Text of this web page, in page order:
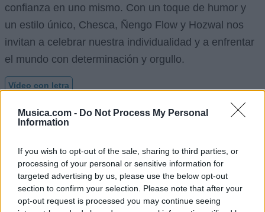
Musica.com - Do Not Process My Personal
Information
If you wish to opt-out of the sale, sharing to third parties, or
processing of your personal or sensitive information for
targeted advertising by us, please use the below opt-out
section to confirm your selection. Please note that after your
opt-out request is processed you may continue seeing
confianza en uno mismo. Con un toque de humor y
un estilo único, Chesca, Ñengo Flow y Hozwal nos
invitan a celebrar nuestra individualidad y a enfrentar
el mundo con determinación y orgullo.
Vídeo con letra